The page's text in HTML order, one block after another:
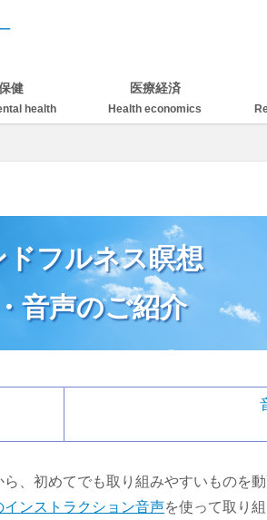
健
health
医療経済
Health economics
ドフルネス瞑想
音声のご紹介
、初めてでも取り組みやすいものを
インストラクション音声を使って取り